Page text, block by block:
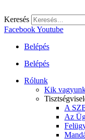
Keresés
FacebookYoutube
Belépés
Belépés
Rólunk
Kik
A
Az